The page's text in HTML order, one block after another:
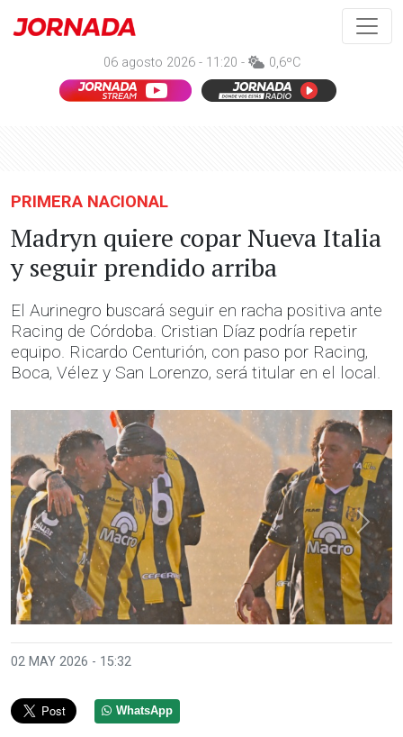
06 agosto 2026 - 11:20 - 0,6ºC
PRIMERA NACIONAL
Madryn quiere copar Nueva Italia
y seguir prendido arriba
El Aurinegro buscará seguir en racha positiva ante
Racing de Córdoba. Cristian Díaz podría repetir
equipo. Ricardo Centurión, con paso por Racing,
Boca, Vélez y San Lorenzo, será titular en el local.
Anterior
02 MAY 2026 - 15:32
WhatsApp